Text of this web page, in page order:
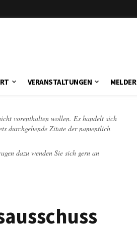
VERANSTALTUNGEN MELDER
vorenthalten wollen. Es handelt sich
durchgehende Zitate der namentlich
dazu wenden Sie sich gern an